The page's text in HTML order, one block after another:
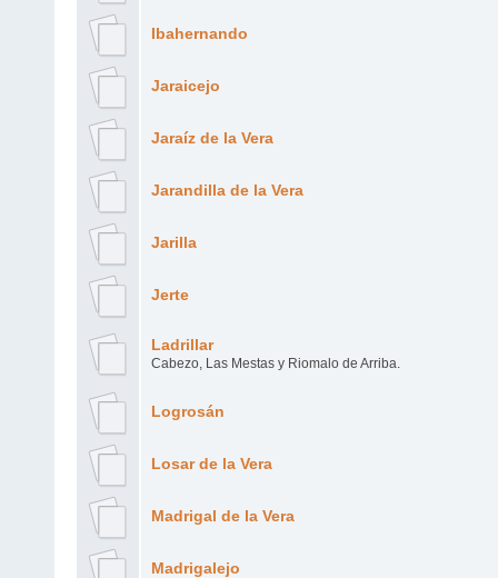
Ibahernando
Jaraicejo
Jaraíz de la Vera
Jarandilla de la Vera
Jarilla
Jerte
Ladrillar
Cabezo, Las Mestas y Riomalo de Arriba.
Logrosán
Losar de la Vera
Madrigal de la Vera
Madrigalejo